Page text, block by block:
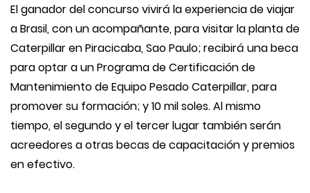
El ganador del concurso vivirá la experiencia de viajar
a Brasil, con un acompañante, para visitar la planta de
Caterpillar en Piracicaba, Sao Paulo; recibirá una beca
para optar a un Programa de Certificación de
Mantenimiento de Equipo Pesado Caterpillar, para
promover su formación; y 10 mil soles. Al mismo
tiempo, el segundo y el tercer lugar también serán
acreedores a otras becas de capacitación y premios
en efectivo.